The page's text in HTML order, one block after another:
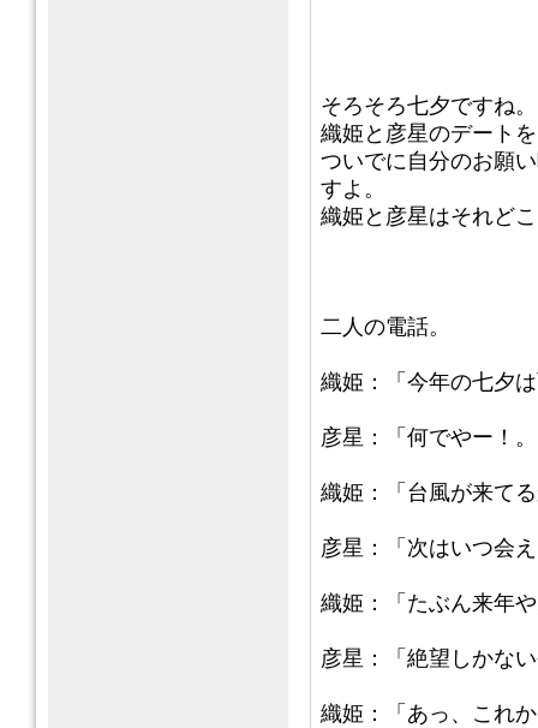
そろそろ七夕ですね。
織姫と彦星のデート
ついでに自分のお願
すよ。
織姫と彦星はそれど
二人の電話。
織姫：「今年の七夕
彦星：「何でやー！
織姫：「台風が来て
彦星：「次はいつ会
織姫：「たぶん来年
彦星：「絶望しかな
織姫：「あっ、これ